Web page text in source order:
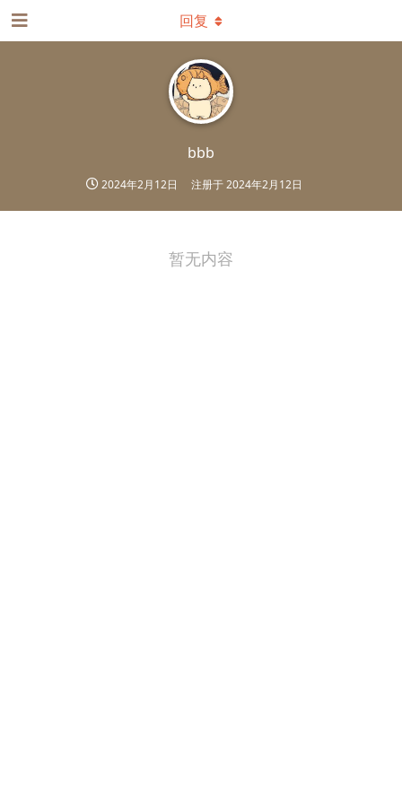
bbb
2024年2月12日 注册于2024年2月12日
回复
暂无内容